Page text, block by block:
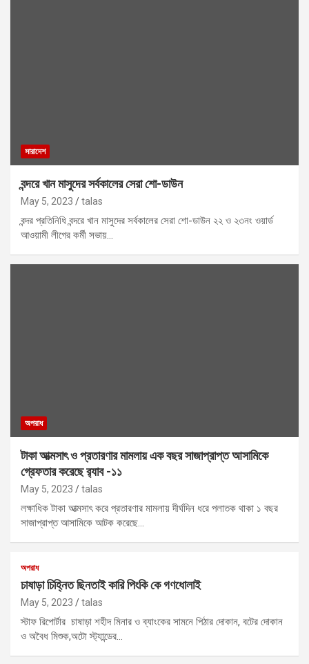
সারাদেশ
বন্দরে খান মাসুদের সর্বকালের সেরা শো-ডাউন
May 5, 2023 talas
বন্দর প্রতিনিধি বন্দরে খান মাসুদের সর্বকালের সেরা শো-ডাউন ২২ ও ২৩নং ওয়ার্ড
আওয়ামী লীগের কর্মী সভায়…
অপরাধ
টাকা আত্মসাৎ ও প্রতারণার মামলায় এক বছর সাজাপ্রাপ্ত আসামিকে
গ্রেফতার করেছে র‌্যাব -১১
May 5, 2023 talas
লক্ষাধিক টাকা আত্মসাৎ করে প্রতারণার মামলায় দীর্ঘদিন ধরে পলাতক থাকা ১ বছর
সাজাপ্রাপ্ত আসামিকে আটক করেছে…
অপরাধ
চাষাড়া চিহ্নিত ছিনতাই কারি পিংকি কে গণধোলাই
May 5, 2023 talas
স্টাফ রিপোর্টার চাষাড়া শহীদ মিনার ও ব্যাংকের সামনে পিঠার দোকান, বটের দোকান
ও অবৈধ মিশুক,অটো স্ট্যান্ডের…